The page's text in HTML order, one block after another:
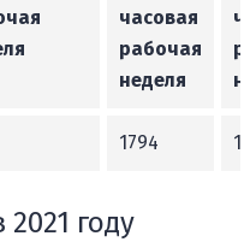
часовая
рабочая
неделя
1794
году